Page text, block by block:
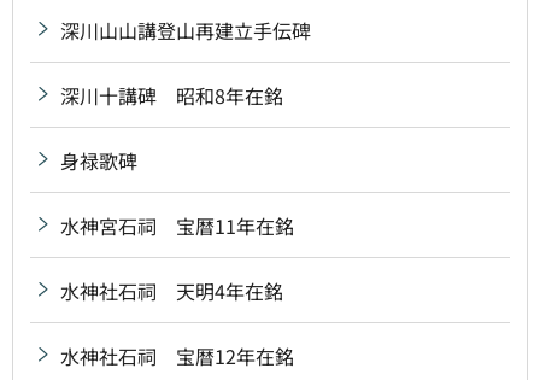
深川山山講登山再建立手伝碑
深川十講碑 昭和8年在銘
身禄歌碑
水神宮石祠 宝暦11年在銘
水神社石祠 天明4年在銘
水神社石祠 宝暦12年在銘